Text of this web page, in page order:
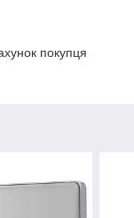
покупця